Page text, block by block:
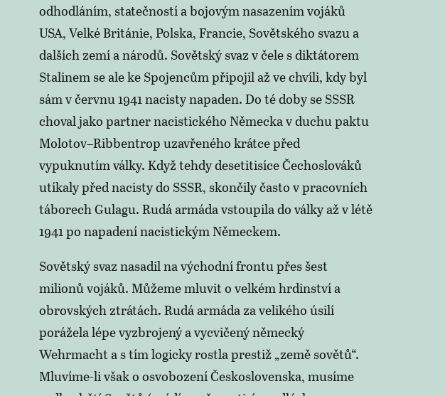
odhodláním, statečností a bojovým nasazením vojáků
USA, Velké Británie, Polska, Francie, Sovětského svazu a
dalších zemí a národů. Sovětský svaz v čele s diktátorem
Stalinem se ale ke Spojencům připojil až ve chvíli, kdy byl
sám v červnu 1941 nacisty napaden. Do té doby se SSSR
choval jako partner nacistického Německa v duchu paktu
Molotov–Ribbentrop uzavřeného krátce před
vypuknutím války. Když tehdy desetitisíce Čechoslováků
utíkaly před nacisty do SSSR, skončily často v pracovních
táborech Gulagu. Rudá armáda vstoupila do války až v létě
1941 po napadení nacistickým Německem.
Sovětský svaz nasadil na východní frontu přes šest
milionů vojáků. Můžeme mluvit o velkém hrdinství a
obrovských ztrátách. Rudá armáda za velikého úsilí
porážela lépe vyzbrojený a vycvičený německý
Wehrmacht a s tím logicky rostla prestiž „země sovětů“.
Mluvíme-li však o osvobození Československa, musíme